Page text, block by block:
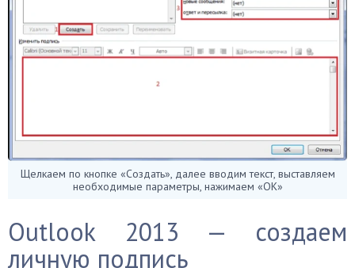
Щелкаем по кнопке «Создать», далее вводим текст, выставляем
необходимые параметры, нажимаем «ОК»
Outlook 2013 — создаем
личную подпись